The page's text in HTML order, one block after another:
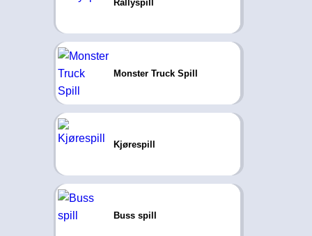
Rallyspill
Monster Truck Spill
Kjørespill
Buss spill